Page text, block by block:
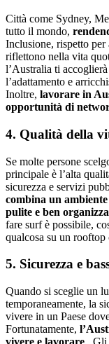
Città come Sydney,
tutto il mondo,
Inclusione, rispetto per
riflettono nella vita
l’Australia ti
l’adattamento e
Inoltre, lavorare in
opportunità di
4. Qualità della
Se molte persone
principale è l’alta
sicurezza e servizi
combina un
pulite e ben
fare surf è possibile,
qualcosa su un rooftop
5. Sicurezza e
Quando si sceglie un
temporaneamente, la
vivere in un Paese
Fortunatamente,
vivere e lavorare. Gli